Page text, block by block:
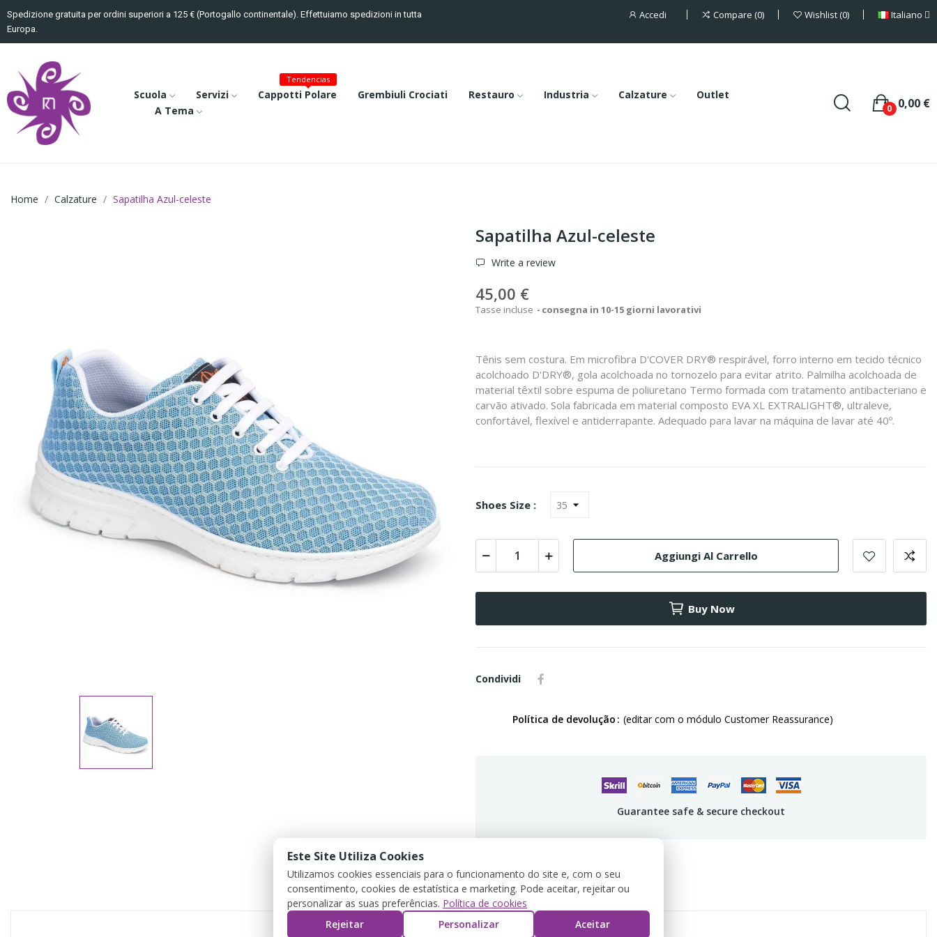
Spedizione gratuita per ordini superiori a 125 € (Portogallo continentale). Effettuiamo spedizioni in tutta
Europa.
Accedi Compare 0 Wishlist 0 Italiano
Scuola Servizi Cappotti Polare
Tendencias
Grembiuli Crociati Restauro Industria Calzature
Outlet
A Tema
0,00 €
0
Home Calzature Sapatilha Azul-celeste
Sapatilha Azul-celeste
Write a review
45,00 €
Tasse incluse consegna in 10-15 giorni lavorativi
Tênis sem costura. Em microfibra D'COVER DRY® respirável, forro interno em tecido técnico
acolchoado D'DRY®, gola acolchoada no tornozelo para evitar atrito. Palmilha acolchoada de
material têxtil sobre espuma de poliuretano Termo formada com tratamento antibacteriano e
carvão ativado. Sola fabricada em material composto EVA XL EXTRALIGHT®, ultraleve,
confortável, flexível e antiderrapante. Adequado para lavar na máquina de lavar até 40º.
Shoes Size :
Aggiungi Al Carrello
Buy Now
Condividi
Política de devolução (editar com o módulo Customer Reassurance)
Guarantee safe & secure checkout
DETTAGLI DEL PRODOTTO REVIEWS
Este Site Utiliza Cookies
Utilizamos cookies essenciais para o funcionamento do site e, com o seu
consentimento, cookies de estatística e marketing. Pode aceitar, rejeitar ou
personalizar as suas preferências. Política de cookies
Rejeitar
Personalizar Aceitar